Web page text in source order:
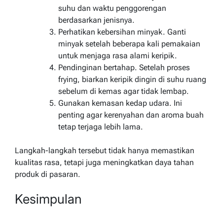
suhu dan waktu penggorengan
berdasarkan jenisnya.
Perhatikan kebersihan minyak. Ganti
minyak setelah beberapa kali pemakaian
untuk menjaga rasa alami keripik.
Pendinginan bertahap. Setelah proses
frying, biarkan keripik dingin di suhu ruang
sebelum di kemas agar tidak lembap.
Gunakan kemasan kedap udara. Ini
penting agar kerenyahan dan aroma buah
tetap terjaga lebih lama.
Langkah-langkah tersebut tidak hanya memastikan
kualitas rasa, tetapi juga meningkatkan daya tahan
produk di pasaran.
Kesimpulan